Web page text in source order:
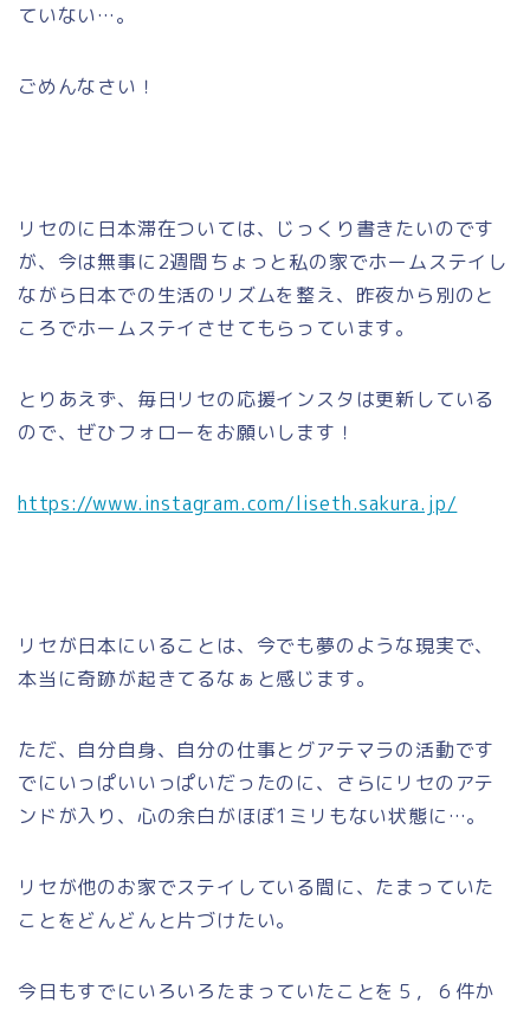
ていない…。
ごめんなさい！
リセのに日本滞在ついては、じっくり書きたいのです
が、今は無事に2週間ちょっと私の家でホームステイし
ながら日本での生活のリズムを整え、昨夜から別のと
ころでホームステイさせてもらっています。
とりあえず、毎日リセの応援インスタは更新している
ので、ぜひフォローをお願いします！
https://www.instagram.com/liseth.sakura.jp/
リセが日本にいることは、今でも夢のような現実で、
本当に奇跡が起きてるなぁと感じます。
ただ、自分自身、自分の仕事とグアテマラの活動です
でにいっぱいいっぱいだったのに、さらにリセのアテ
ンドが入り、心の余白がほぼ1ミリもない状態に…。
リセが他のお家でステイしている間に、たまっていた
ことをどんどんと片づけたい。
今日もすでにいろいろたまっていたことを５，６件か